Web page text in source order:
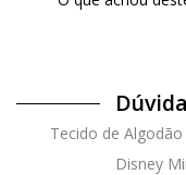
Tecido de
Disney